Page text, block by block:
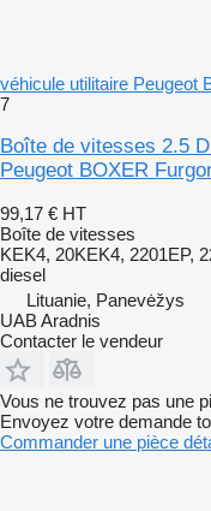
véhicule utilitaire Peugeot
7
Boîte de vitesses 2.5
Peugeot BOXER
99,17 € HT
Boîte de vitesses
KEK4, 20KEK4, 2201EP,
diesel
Lituanie, Panevėžys
UAB Aradnis
Contacter le vendeur
Vous ne trouvez pas une
Envoyez votre demande
Commander une pièce